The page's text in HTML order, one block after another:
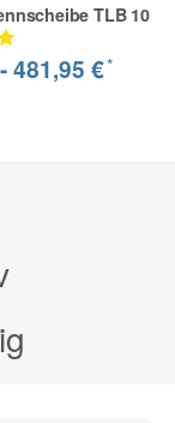
TLB 10
481,95 €*